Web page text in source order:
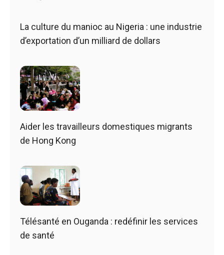
La culture du manioc au Nigeria : une industrie
d’exportation d’un milliard de dollars
Aider les travailleurs domestiques migrants
de Hong Kong
Télésanté en Ouganda : redéfinir les services
de santé